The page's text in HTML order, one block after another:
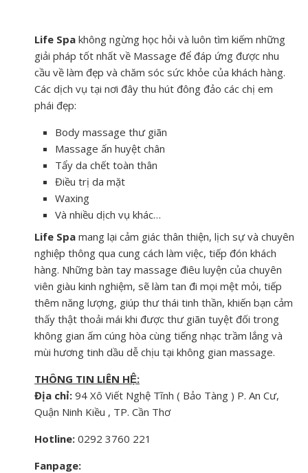
Life Spa không ngừng học hỏi và luôn tìm kiếm những
giải pháp tốt nhất về Massage để đáp ứng được nhu
cầu về làm đẹp và chăm sóc sức khỏe của khách hàng.
Các dịch vụ tại nơi đây thu hút đông đảo các chị em
phái đẹp:
Body massage thư giãn
Massage ấn huyệt chân
Tẩy da chết toàn thân
Điều trị da mặt
Waxing
Và nhiều dịch vụ khác…
Life Spa mang lại cảm giác thân thiện, lịch sự và chuyên
nghiệp thông qua cung cách làm việc, tiếp đón khách
hàng. Những bàn tay massage điêu luyện của chuyên
viên giàu kinh nghiệm, sẽ làm tan đi mọi mệt mỏi, tiếp
thêm năng lượng, giúp thư thái tinh thần, khiến bạn cảm
thấy thật thoải mái khi được thư giãn tuyệt đối trong
không gian ấm cúng hòa cùng tiếng nhạc trầm lắng và
mùi hương tinh dầu dễ chịu tại không gian massage.
THÔNG TIN LIÊN HỆ:
Địa chỉ: 94 Xô Viết Nghệ Tĩnh ( Bảo Tàng ) P. An Cư,
Quận Ninh Kiều , TP. Cần Thơ
Hotline: 0292 3760 221
Fanpage: